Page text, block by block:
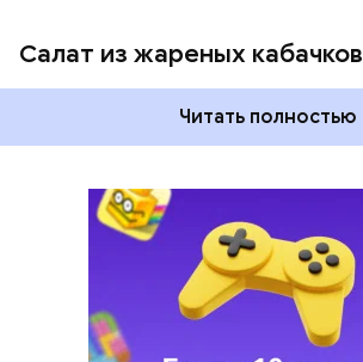
Салат из жареных кабачков
Читать полностью